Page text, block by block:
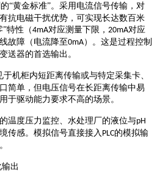
“黄金标准”。采用电流信号传输，对
抗电磁干扰优势，可实现长达数百米
特性（4mA对应测量下限， 20mA对应
故障（电流降至0mA）。这是过程控制
送器的首选输出。
于机柜内短距离传输或与特定采集卡、
简单，但电压信号在长距离传输中易
于驱动能力要求不高的场景。
温度压力监控、水处理厂的液位与pH
传感。模拟信号直接接入 PLC的模拟输
出